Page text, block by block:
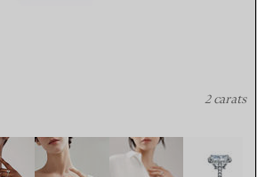
de fiançailles halo taille
2 carats